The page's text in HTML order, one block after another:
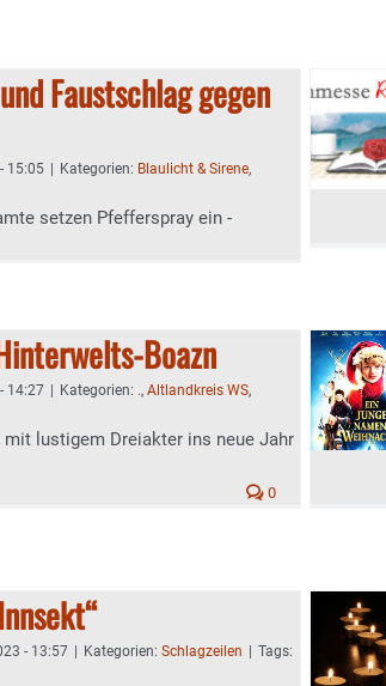
Faustschlag gegen
15:05 Kategorien: Blaulicht & Sirene,
setzen Pfefferspray ein -
Boazn
14:27 Kategorien: ., Altlandkreis WS,
lustigem Dreiakter ins neue Jahr
0
- 13:57 Kategorien: Schlagzeilen
Tags: